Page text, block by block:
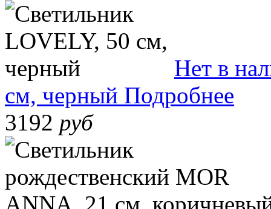
Нет в
см, черный Подробнее
3192 руб